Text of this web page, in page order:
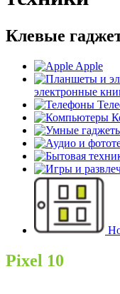
Клевые
Apple
электронные
Pixel 10